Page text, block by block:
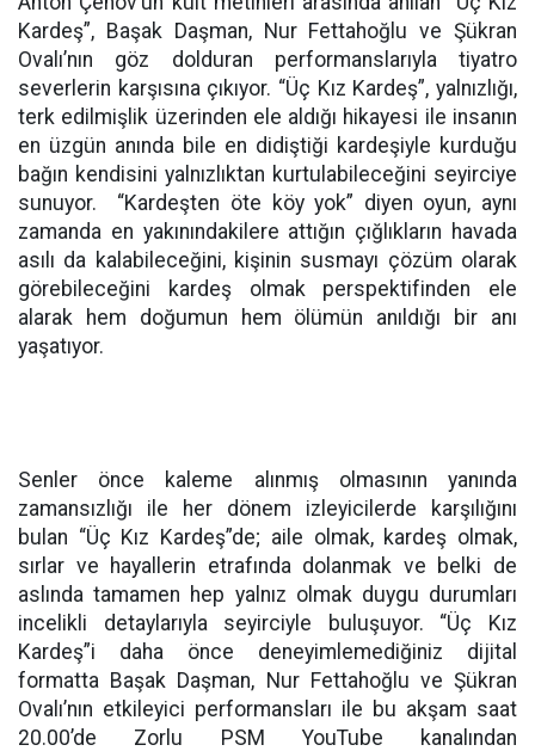
Kardeş”, Başak Daşman, Nur Fettahoğlu ve Şükran
Ovalı’nın göz dolduran performanslarıyla tiyatro
severlerin karşısına çıkıyor. “Üç Kız Kardeş”, yalnızlığı,
terk edilmişlik üzerinden ele aldığı hikayesi ile insanın
en üzgün anında bile en didiştiği kardeşiyle kurduğu
bağın kendisini yalnızlıktan kurtulabileceğini seyirciye
sunuyor. “Kardeşten öte köy yok” diyen oyun, aynı
zamanda en yakınındakilere attığın çığlıkların havada
asılı da kalabileceğini, kişinin susmayı çözüm olarak
görebileceğini kardeş olmak perspektifinden ele
alarak hem doğumun hem ölümün anıldığı bir anı
yaşatıyor.
Senler önce kaleme alınmış olmasının yanında
zamansızlığı ile her dönem izleyicilerde karşılığını
bulan “Üç Kız Kardeş”de; aile olmak, kardeş olmak,
sırlar ve hayallerin etrafında dolanmak ve belki de
aslında tamamen hep yalnız olmak duygu durumları
incelikli detaylarıyla seyirciyle buluşuyor. “Üç Kız
Kardeş”i daha önce deneyimlemediğiniz dijital
formatta Başak Daşman, Nur Fettahoğlu ve Şükran
Ovalı’nın etkileyici performansları ile bu akşam saat
20.00’de Zorlu PSM YouTube kanalından